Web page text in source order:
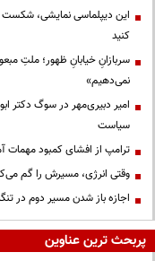
این دیپلماسی نمایشی، شکست
کنید
سربازانِ خیابانِ ظهور؛ ملتِ
نمی‌دهیم»
امیر دبیری‌مهر در سوگ دکتر
سیاست
ترامپ از افشای کمبود
وقتی انرژی، مسیرش را گم
اجازه باز شدن مسیر دوم در
پربحث ترین عناوین